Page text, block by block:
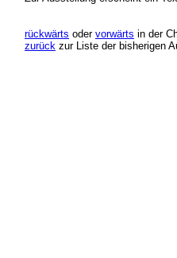
rückwärts oder vorwärts in der
zurück zur Liste der bisherigen